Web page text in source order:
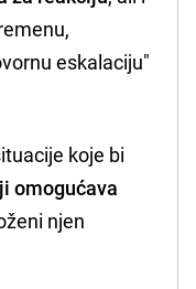
eskalaciju"
koje bi
omogućava
njen